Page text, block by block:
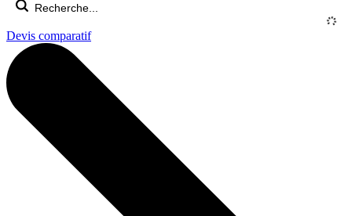
Devis comparatif